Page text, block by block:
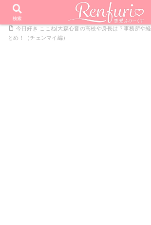
PR
ホーム 恋愛リアリティーショー
今日
今日好き ここね|大森心音の高校や身長は？事務所や
とめ！（チェンマイ編）
検索